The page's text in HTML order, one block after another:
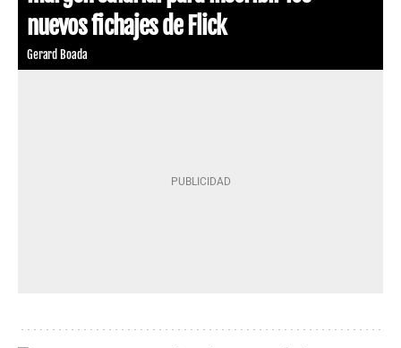
nuevos fichajes de Flick
Gerard Boada